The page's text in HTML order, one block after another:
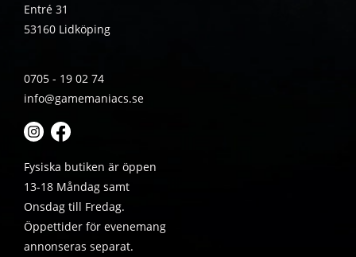
Entré 31
53160 Lidköping
0705 - 19 02 74
info@gamemaniacs.se
Fysiska butiken är öppen
13-18 Måndag samt
Onsdag till Fredag.
Öppettider för evenemang
annonseras separat.